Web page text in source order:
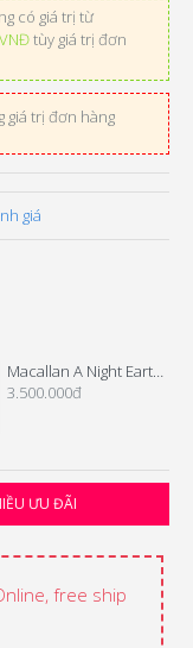
có giá trị từ
tùy giá trị đơn
giá trị đơn hàng
giá
ƯU ĐÃI
Macallan A Night Earth The Journey
3.500.000đ
free ship